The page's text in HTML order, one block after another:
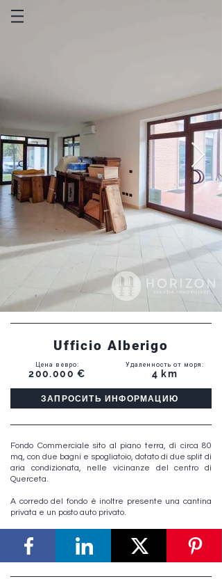
Ufficio Alberigo
Цена в евро:
200.000 €
Удаленность от моря :
4 km
ЗАПРОСИТЬ ИНФОРМАЦИЮ
Fondo Commerciale sito al piano terra, di circa 80
mq, con due bagni e spogliatoio, dotato di due split di
aria condizionata, nelle vicinanze del centro di
Querceta.
A corredo del fondo è inoltre presente una cantina
privata e un posto auto privato.